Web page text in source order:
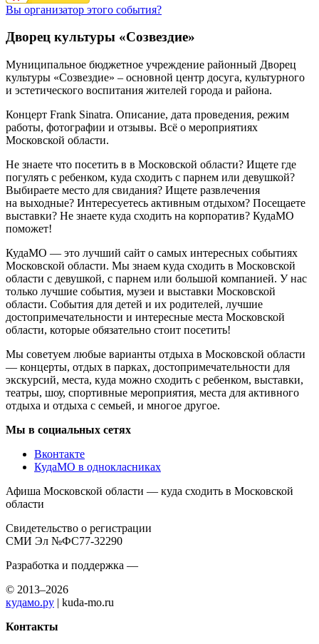
Вы организатор этого события?
Дворец культуры «Созвездие»
Муниципальное бюджетное учреждение районный Дворец
культуры «Созвездие» – основной центр досуга, культурного
и эстетического воспитания жителей города и района.
Концерт Frank Sinatra. Описание, дата проведения, режим
работы, фотографии и отзывы. Всё о мероприятиях
Московской области.
Не знаете что посетить в в Московской области? Ищете где
погулять с ребенком, куда сходить с парнем или девушкой?
Выбираете место для свидания? Ищете развлечения
на выходные? Интересуетесь активным отдыхом? Посещаете
выставки? Не знаете куда сходить на корпоратив? КудаМО
поможет!
КудаМО — это лучший сайт о самых интересных событиях
Московской области. Мы знаем куда сходить в Московской
области с девушкой, с парнем или большой компанией. У нас
только лучшие события, музеи и выставки Московской
области. События для детей и их родителей, лучшие
достопримечательности и интересные места Московской
области, которые обязательно стоит посетить!
Мы советуем любые варианты отдыха в Московской области
— концерты, отдых в парках, достопримечательности для
экскурсий, места, куда можно сходить с ребенком, выставки,
театры, шоу, спортивные мероприятия, места для активного
отдыха и отдыха с семьей, и многое другое.
Мы в социальных сетях
Вконтакте
КудаМО в однокласниках
Афиша Московской области — куда сходить в Московской
области
Свидетельство о регистрации
СМИ Эл №ФС77-32290
Разработка и поддержка —
© 2013–2026
кудамо.ру | kuda-mo.ru
Контакты